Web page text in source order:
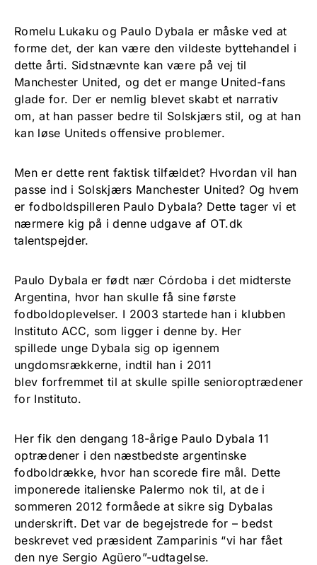
Romelu Lukaku og Paulo Dybala er måske ved at
forme det, der kan være den vildeste byttehandel i
dette årti. Sidstnævnte kan være på vej til
Manchester United, og det er mange United-fans
glade for. Der er nemlig blevet skabt et narrativ
om, at han passer bedre til Solskjærs stil, og at han
kan løse Uniteds offensive problemer.
Men er dette rent faktisk tilfældet? Hvordan vil han
passe ind i Solskjærs Manchester United? Og hvem
er fodboldspilleren Paulo Dybala? Dette tager vi et
nærmere kig på i denne udgave af OT.dk
talentspejder.
Paulo Dybala er født nær Córdoba i det midterste
Argentina, hvor han skulle få sine første
fodboldoplevelser. I 2003 startede han i klubben
Instituto ACC, som ligger i denne by. Her
spillede unge Dybala sig op igennem
ungdomsrækkerne, indtil han i 2011
blev forfremmet til at skulle spille senioroptrædener
for Instituto.
Her fik den dengang 18-årige Paulo Dybala 11
optrædener i den næstbedste argentinske
fodboldrække, hvor han scorede fire mål. Dette
imponerede italienske Palermo nok til, at de i
sommeren 2012 formåede at sikre sig Dybalas
underskrift. Det var de begejstrede for – bedst
beskrevet ved præsident Zamparinis “vi har fået
den nye Sergio Agüero”-udtagelse.